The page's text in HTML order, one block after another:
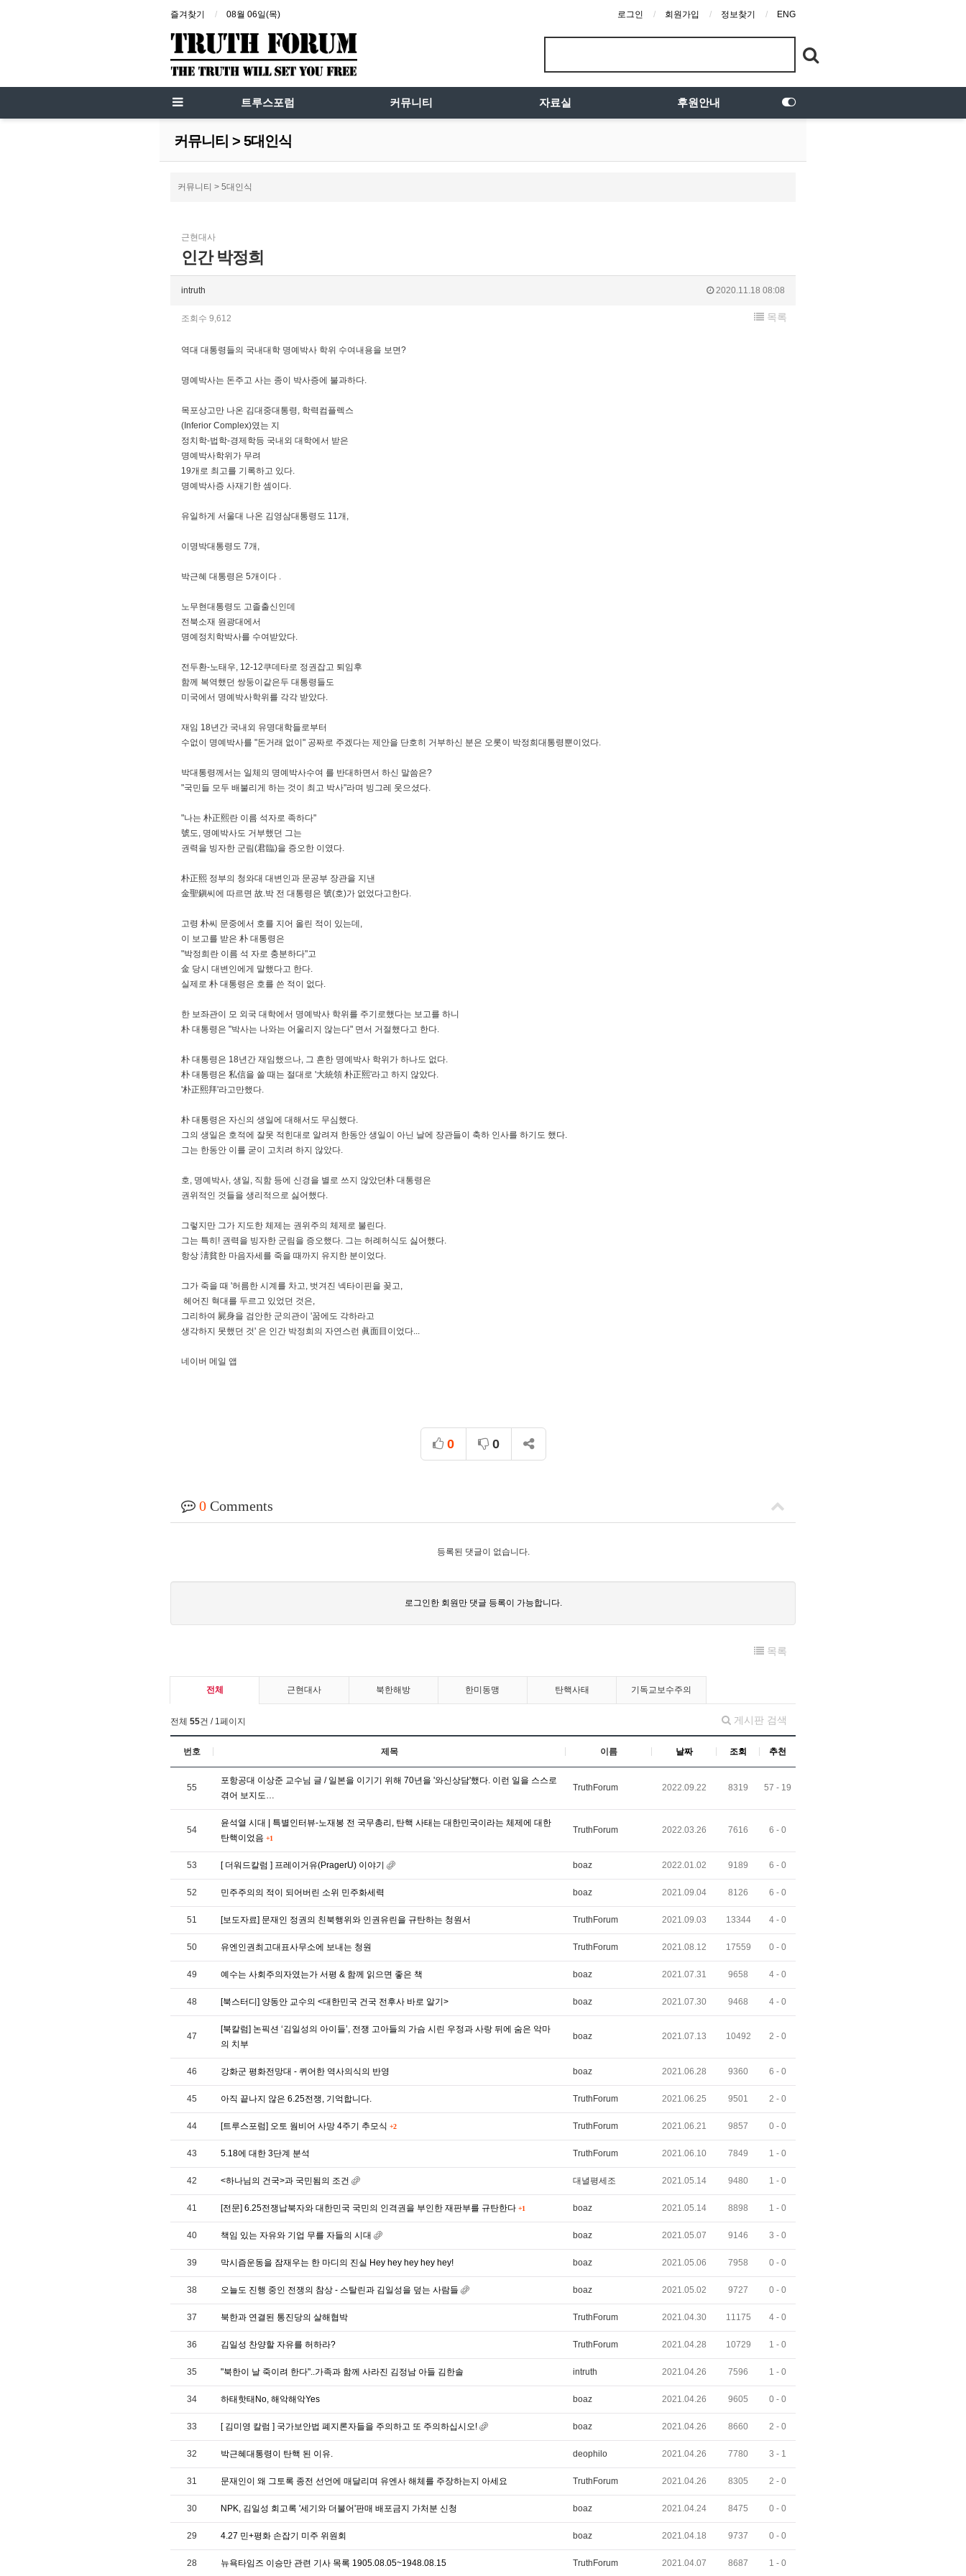
즐겨찾기 08월 06일(목) 로그인 회원가입 정보찾기 ENG
트루스포럼 커뮤니티 자료실 후원안내
커뮤니티 > 5대인식
커뮤니티 > 5대인식
근현대사
인간 박정희
intruth 2020.11.18 08:08
조회수 9,612 목록
역대 대통령들의 국내대학 명예박사 학위 수여내용을 보면?
명예박사는 돈주고 사는 종이 박사증에 불과하다.
목포상고만 나온 김대중대통령, 학력컴플렉스
(Inferior Complex)였는 지
정치학-법학-경제학등 국내외 대학에서 받은
명예박사학위가 무려
19개로 최고를 기록하고 있다.
명예박사증 사재기한 셈이다.
유일하게 서울대 나온 김영삼대통령도 11개,
이명박대통령도 7개,
박근혜 대통령은 5개이다 .
노무현대통령도 고졸출신인데
전북소재 원광대에서
명예정치학박사를 수여받았다.
전두환-노태우, 12-12쿠데타로 정권잡고 퇴임후
함께 복역했던 쌍둥이같은두 대통령들도
미국에서 명예박사학위를 각각 받았다.
재임 18년간 국내외 유명대학들로부터
수없이 명예박사를 "돈거래 없이" 공짜로 주겠다는 제안을 단호히 거부하신 분은 오롯이 박정희대통령뿐이었다.
박대통령께서는 일체의 명예박사수여 를 반대하면서 하신 말씀은?
"국민들 모두 배불리게 하는 것이 최고 박사"라며 빙그레 웃으셨다.
"나는 朴正熙란 이름 석자로 족하다"
號도, 명예박사도 거부했던 그는
권력을 빙자한 군림(君臨)을 증오한 이였다.
朴正熙 정부의 청와대 대변인과 문공부 장관을 지낸
金聖鎭씨에 따르면 故.박 전 대통령은 號(호)가 없었다고한다.
고령 朴씨 문중에서 호를 지어 올린 적이 있는데,
이 보고를 받은 朴 대통령은
"박정희란 이름 석 자로 충분하다"고
金 당시 대변인에게 말했다고 한다.
실제로 朴 대통령은 호를 쓴 적이 없다.
한 보좌관이 모 외국 대학에서 명예박사 학위를 주기로했다는 보고를 하니
朴 대통령은 "박사는 나와는 어울리지 않는다" 면서 거절했다고 한다.
朴 대통령은 18년간 재임했으나, 그 흔한 명예박사 학위가 하나도 없다.
朴 대통령은 私信을 쓸 때는 절대로 '大統領 朴正熙'라고 하지 않았다.
'朴正熙拜'라고만했다.
朴 대통령은 자신의 생일에 대해서도 무심했다.
그의 생일은 호적에 잘못 적힌대로 알려져 한동안 생일이 아닌 날에 장관들이 축하 인사를 하기도 했다.
그는 한동안 이를 굳이 고치려 하지 않았다.
호, 명예박사, 생일, 직함 등에 신경을 별로 쓰지 않았던朴 대통령은
권위적인 것들을 생리적으로 싫어했다.
그렇지만 그가 지도한 체제는 권위주의 체제로 불린다.
그는 특히! 권력을 빙자한 군림을 증오했다. 그는 허례허식도 싫어했다.
항상 淸貧한 마음자세를 죽을 때까지 유지한 분이었다.
그가 죽을 때 '허름한 시계를 차고, 벗겨진 넥타이핀을 꽂고,
헤어진 혁대를 두르고 있었던 것은,
그리하여 屍身을 검안한 군의관이 '꿈에도 각하라고
생각하지 못했던 것' 은 인간 박정희의 자연스런 眞面目이었다...
네이버 메일 앱
0 0
0 Comments
등록된 댓글이 없습니다.
로그인한 회원만 댓글 등록이 가능합니다.
목록
전체 근현대사 북한해방 한미동맹 탄핵사태 기독교보수주의
게시판 검색
전체 55건 / 1페이지
번호 제목 이름 날짜 조회 추천
55
포항공대 이상준 교수님 글 / 일본을 이기기 위해 70년을 '와신상담'했다. 이런 일을 스스로
겪어 보지도…
TruthForum 2022.09.22 8319 57 - 19
54
윤석열 시대 | 특별인터뷰-노재봉 전 국무총리, 탄핵 사태는 대한민국이라는 체제에 대한
탄핵이었음 +1
TruthForum 2022.03.26 7616 6 - 0
53 [ 더워드칼럼 ] 프레이거유(PragerU) 이야기 boaz 2022.01.02 9189 6 - 0
52 민주주의의 적이 되어버린 소위 민주화세력 boaz 2021.09.04 8126 6 - 0
51 [보도자료] 문재인 정권의 친북행위와 인권유린을 규탄하는 청원서 TruthForum 2021.09.03 13344 4 - 0
50 유엔인권최고대표사무소에 보내는 청원 TruthForum 2021.08.12 17559 0 - 0
49 예수는 사회주의자였는가 서평 & 함께 읽으면 좋은 책 boaz 2021.07.31 9658 4 - 0
48 [북스터디] 양동안 교수의 <대한민국 건국 전후사 바로 알기> boaz 2021.07.30 9468 4 - 0
47
[북칼럼] 논픽션 ‘김일성의 아이들’, 전쟁 고아들의 가슴 시린 우정과 사랑 뒤에 숨은 악마
의 치부
boaz 2021.07.13 10492 2 - 0
46 강화군 평화전망대 - 퀴어한 역사의식의 반영 boaz 2021.06.28 9360 6 - 0
45 아직 끝나지 않은 6.25전쟁, 기억합니다. TruthForum 2021.06.25 9501 2 - 0
44 [트루스포럼] 오토 웜비어 사망 4주기 추모식 +2 TruthForum 2021.06.21 9857 0 - 0
43 5.18에 대한 3단계 분석 TruthForum 2021.06.10 7849 1 - 0
42 <하나님의 건국>과 국민됨의 조건 대녈평세조 2021.05.14 9480 1 - 0
41 [전문] 6.25전쟁납북자와 대한민국 국민의 인격권을 부인한 재판부를 규탄한다 +1 boaz 2021.05.14 8898 1 - 0
40 책임 있는 자유와 기업 무를 자들의 시대 boaz 2021.05.07 9146 3 - 0
39 막시즘운동을 잠재우는 한 마디의 진실 Hey hey hey hey hey! boaz 2021.05.06 7958 0 - 0
38 오늘도 진행 중인 전쟁의 참상 - 스탈린과 김일성을 덮는 사람들 boaz 2021.05.02 9727 0 - 0
37 북한과 연결된 통진당의 살해협박 TruthForum 2021.04.30 11175 4 - 0
36 김일성 찬양할 자유를 허하라? TruthForum 2021.04.28 10729 1 - 0
35 "북한이 날 죽이려 한다"..가족과 함께 사라진 김정남 아들 김한솔 intruth 2021.04.26 7596 1 - 0
34 하태핫태No, 해악해악Yes boaz 2021.04.26 9605 0 - 0
33 [ 김미영 칼럼 ] 국가보안법 폐지론자들을 주의하고 또 주의하십시오! boaz 2021.04.26 8660 2 - 0
32 박근혜대통령이 탄핵 된 이유. deophilo 2021.04.26 7780 3 - 1
31 문재인이 왜 그토록 종전 선언에 매달리며 유엔사 해체를 주장하는지 아세요 TruthForum 2021.04.26 8305 2 - 0
30 NPK, 김일성 회고록 '세기와 더불어'판매 배포금지 가처분 신청 boaz 2021.04.24 8475 0 - 0
29 4.27 민+평화 손잡기 미주 위원회 boaz 2021.04.18 9737 0 - 0
28 뉴욕타임즈 이승만 관련 기사 목록 1905.08.05~1948.08.15 TruthForum 2021.04.07 8687 1 - 0